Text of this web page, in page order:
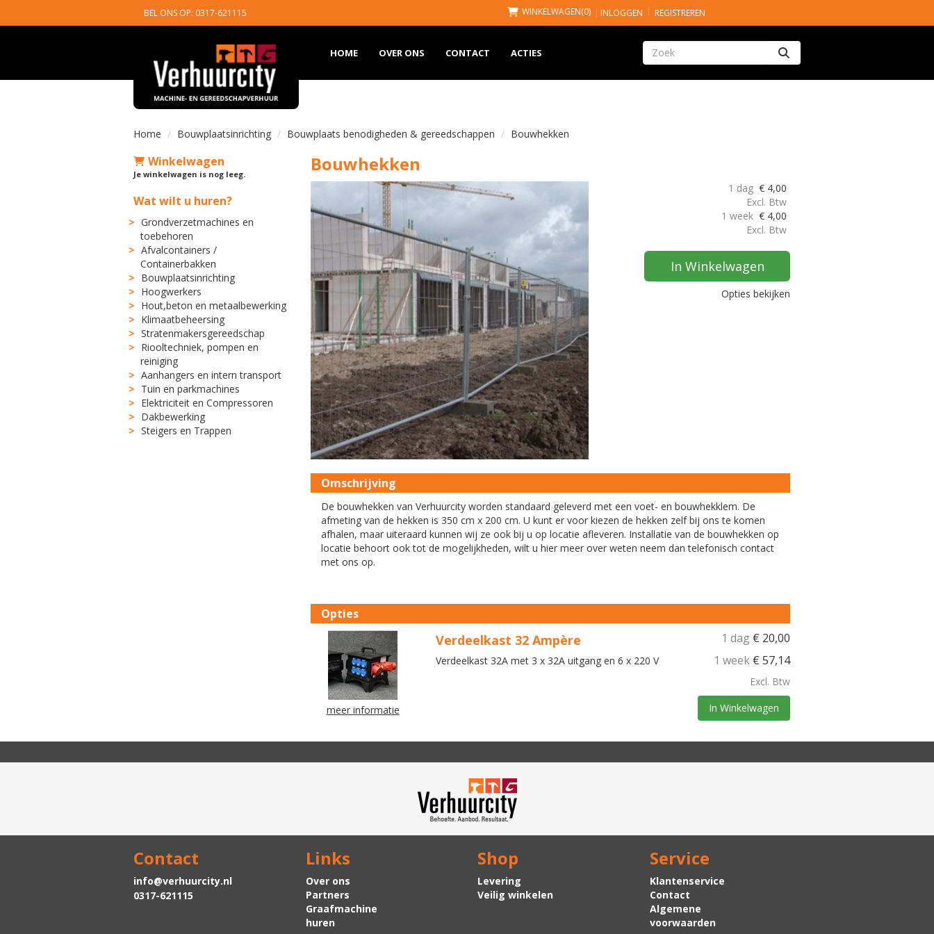
BEL ONS OP: 0317-621115 WINKELWAGEN(0) INLOGGEN REGISTREREN
HOME OVER ONS CONTACT ACTIES Zoeken
Home Bouwplaatsinrichting Bouwplaats benodigheden & gereedschappen Bouwhekken
Winkelwagen
Je winkelwagen is nog leeg.
Wat wilt u huren?
Grondverzetmachines en
toebehoren
Afvalcontainers /
Containerbakken
Bouwplaatsinrichting
Hoogwerkers
Hout,beton en metaalbewerking
Klimaatbeheersing
Stratenmakersgereedschap
Riooltechniek, pompen en
reiniging
Aanhangers en intern transport
Tuin en parkmachines
Elektriciteit en Compressoren
Dakbewerking
Steigers en Trappen
Bouwhekken
1 dag € 4,00
Excl. Btw
1 week € 4,00
Excl. Btw
In Winkelwagen
Opties bekijken
Omschrijving
De bouwhekken van Verhuurcity worden standaard geleverd met een voet- en bouwhekklem. De
afmeting van de hekken is 350 cm x 200 cm. U kunt er voor kiezen de hekken zelf bij ons te komen
afhalen, maar uiteraard kunnen wij ze ook bij u op locatie afleveren. Installatie van de bouwhekken op
locatie behoort ook tot de mogelijkheden, wilt u hier meer over weten neem dan telefonisch contact
met ons op.
Opties
meer informatie
1 dag € 20,00
1 week € 57,14
Excl. Btw
In Winkelwagen
Verdeelkast 32 Ampère
Verdeelkast 32A met 3 x 32A uitgang en 6 x 220 V
Contact
info@verhuurcity.nl
0317-621115
Links
Over ons
Partners
Graafmachine
huren
Shop
Levering
Veilig winkelen
Service
Klantenservice
Contact
Algemene
voorwaarden